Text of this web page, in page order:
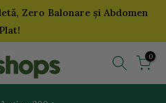
Zero Balonare și Abdomen
Plat!
0